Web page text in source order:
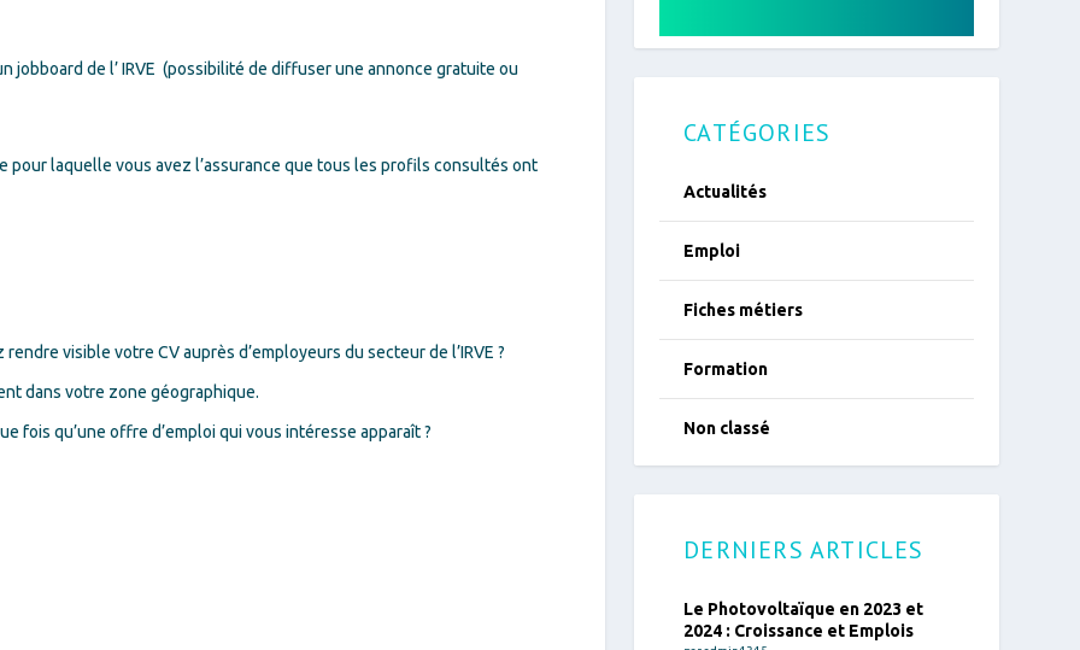
jobboard de l’ IRVE (possibilité de diffuser une annonce gratuite ou
pour laquelle vous avez l’assurance que tous les profils consultés ont
visible votre CV auprès d’employeurs du secteur de l’IRVE ?
dans votre zone géographique.
fois qu’une offre d’emploi qui vous intéresse apparaît ?
CATÉGORIES
Actualités
Emploi
Fiches métiers
Formation
Non classé
DERNIERS ARTICLES
Le Photovoltaïque en 2023 et
2024 : Croissance et Emplois